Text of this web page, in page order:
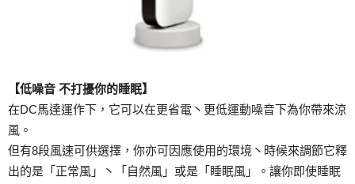
【低噪音 不打擾你的睡眠】
在DC馬達運作下，它可以在更省電丶更低運動噪音下為你帶來涼
風。
但有8段風速可供選擇，你亦可因應使用的環境丶時候來調節它釋
出的是「正常風」丶「自然風」或是「睡眠風」。讓你即使睡眠